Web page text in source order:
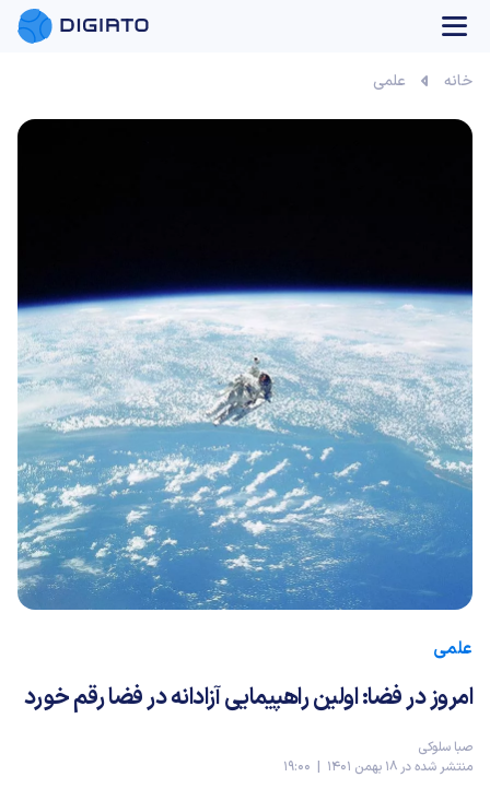
خانه علمی
علمی
امروز در فضا: اولین راهپیمایی آزادانه در فضا رقم خورد
صبا سلوکی
منتشر شده در 18 بهمن 1401 | 19:00